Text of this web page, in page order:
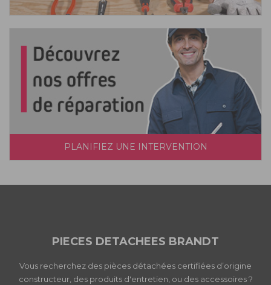
PLANIFIEZ UNE INTERVENTION
PIECES DETACHEES BRANDT
Vous recherchez des pièces détachées certifiées d’origine
constructeur, des produits d'entretien, ou des accessoires ?